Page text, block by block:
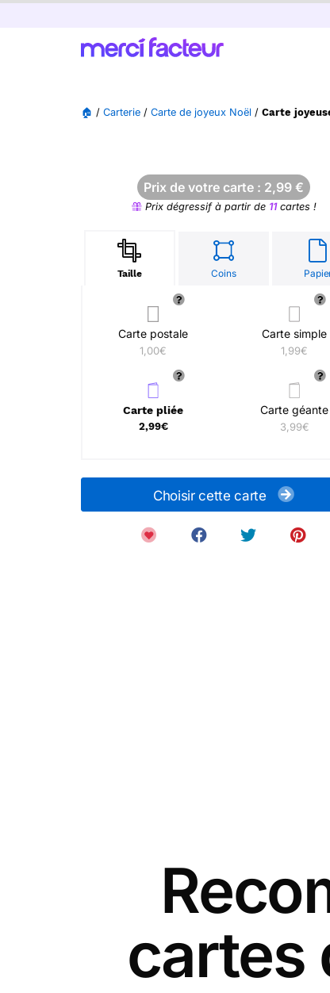
🏠 / Carterie / Carte de joyeux Noël / Carte
Prix de votre carte : 2,99 €
Prix dégressif à partir de 11cartes !
Taille Coins
Carte postale
1,00€
Carte simple
1,99€
Carte pliée
2,99€
Carte géante
3,99€
Choisir cette carte
cartes